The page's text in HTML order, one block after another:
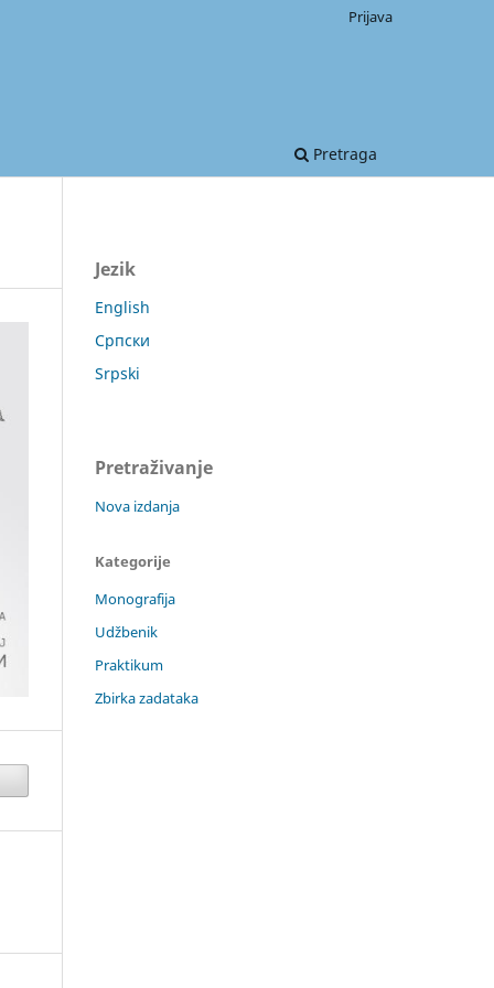
Pretraga
Prijava
Jezik
English
Српски
Srpski
Pretraživanje
Nova izdanja
Kategorije
Monografija
Udžbenik
Praktikum
Zbirka zadataka